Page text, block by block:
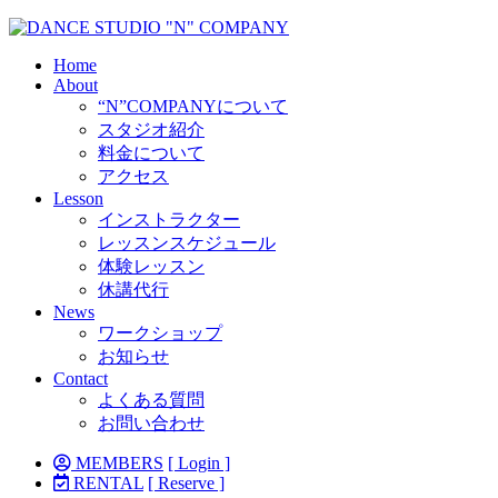
Home
About
“N”COMPANYについて
スタジオ紹介
料金について
アクセス
Lesson
インストラクター
レッスンスケジュール
体験レッスン
休講代行
News
ワークショップ
お知らせ
Contact
よくある質問
お問い合わせ
MEMBERS [ Login ]
RENTAL [ Reserve ]